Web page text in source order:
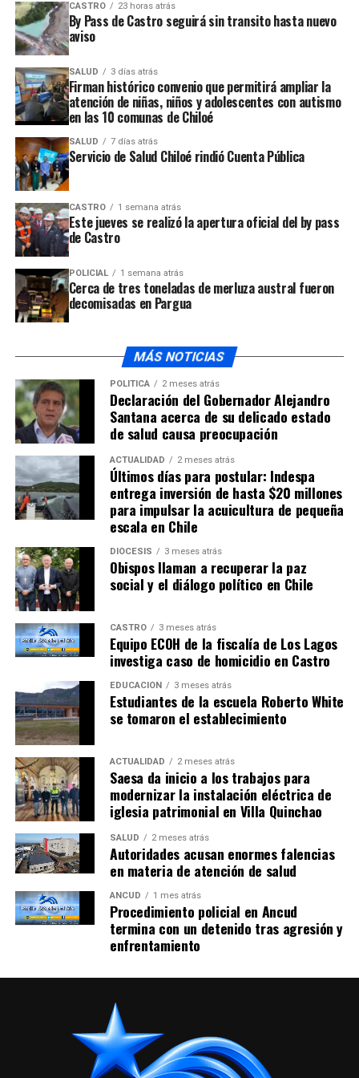
sed do eiusmod tempor incididunt ut labore et dolore
magna aliqua. Ut enimad minim veniam, quis nostrud
exercitation ullamco laboris nisi ut aliquip ex ea
commodo consequat.
Nemo enim ipsam voluptatem quia voluptas sit
aspernatur aut odit aut fugit, sed quia consequuntur
magni dolores eos qui ratione voluptatem sequi
nesciunt.
UP NEXT
Mayors agree, Congress should invest in affordable
housing
NO TE PIERDAS
9 Celebrities who have spoken out about being
photoshopped
CASTRO 23 horas atrás
By Pass de Castro seguirá sin transito hasta nuevo
aviso
SALUD 3 días atrás
Firman histórico convenio que permitirá ampliar la
atención de niñas, niños y adolescentes con autismo
en las 10 comunas de Chiloé
SALUD 7 días atrás
Servicio de Salud Chiloé rindió Cuenta Pública
CASTRO 1 semana atrás
Este jueves se realizó la apertura oficial del by pass
de Castro
POLICIAL 1 semana atrás
Cerca de tres toneladas de merluza austral fueron
decomisadas en Pargua
MÁS NOTICIAS
POLÍTICA 2 meses atrás
Declaración del Gobernador Alejandro
Santana acerca de su delicado estado
de salud causa preocupación
ACTUALIDAD 2 meses atrás
Últimos días para postular: Indespa
entrega inversión de hasta $20 millones
para impulsar la acuicultura de pequeña
escala en Chile
DIÓCESIS 3 meses atrás
Obispos llaman a recuperar la paz
social y el diálogo político en Chile
CASTRO 3 meses atrás
Equipo ECOH de la fiscalía de Los Lagos
investiga caso de homicidio en Castro
EDUCACIÓN 3 meses atrás
Estudiantes de la escuela Roberto White
se tomaron el establecimiento
ACTUALIDAD 2 meses atrás
Saesa da inicio a los trabajos para
modernizar la instalación eléctrica de
iglesia patrimonial en Villa Quinchao
SALUD 2 meses atrás
Autoridades acusan enormes falencias
en materia de atención de salud
ANCUD 1 mes atrás
Procedimiento policial en Ancud
termina con un detenido tras agresión y
enfrentamiento